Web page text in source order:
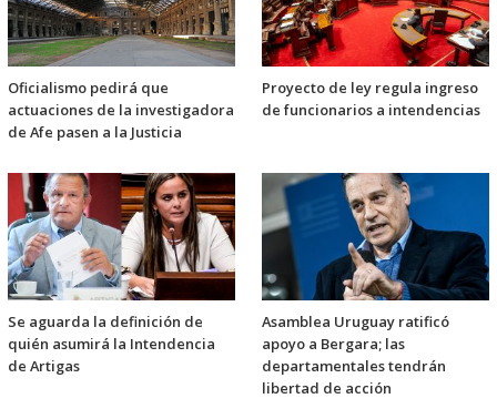
Oficialismo pedirá que
actuaciones de la investigadora
de Afe pasen a la Justicia
Proyecto de ley regula ingreso
de funcionarios a intendencias
Se aguarda la definición de
quién asumirá la Intendencia
de Artigas
Asamblea Uruguay ratificó
apoyo a Bergara; las
departamentales tendrán
libertad de acción